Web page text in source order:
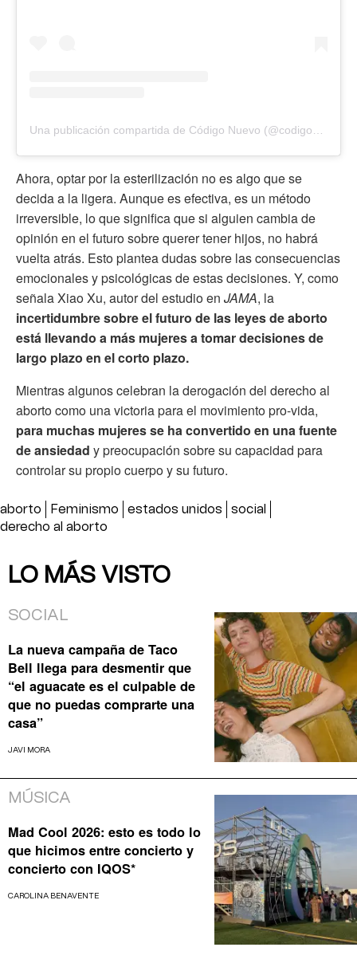
Ahora, optar por la esterilización no es algo que se
decida a la ligera. Aunque es efectiva, es un método
irreversible, lo que significa que si alguien cambia de
opinión en el futuro sobre querer tener hijos, no habrá
vuelta atrás. Esto plantea dudas sobre las consecuencias
emocionales y psicológicas de estas decisiones. Y, como
señala Xiao Xu, autor del estudio en JAMA, la
incertidumbre sobre el futuro de las leyes de aborto
está llevando a más mujeres a tomar decisiones de
largo plazo en el corto plazo.
Mientras algunos celebran la derogación del derecho al
aborto como una victoria para el movimiento pro-vida,
para muchas mujeres se ha convertido en una fuente
de ansiedad y preocupación sobre su capacidad para
controlar su propio cuerpo y su futuro.
aborto Feminismo estados unidos
social
derecho al aborto
LO MÁS VISTO
SOCIAL
La nueva campaña de Taco
Bell llega para desmentir que
“el aguacate es el culpable de
que no puedas comprarte una
casa”
JAVI MORA
MÚSICA
Mad Cool 2026: esto es todo lo
que hicimos entre concierto y
concierto con IQOS*
CAROLINA BENAVENTE